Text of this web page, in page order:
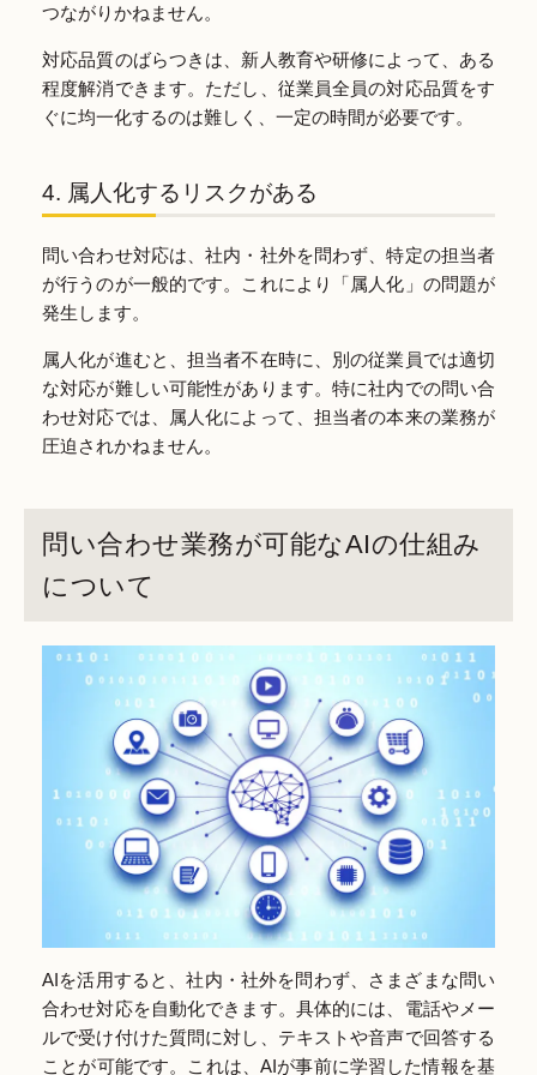
つながりかねません。
対応品質のばらつきは、新人教育や研修によって、ある
程度解消できます。ただし、従業員全員の対応品質をす
ぐに均一化するのは難しく、一定の時間が必要です。
4. 属人化するリスクがある
問い合わせ対応は、社内・社外を問わず、特定の担当者
が行うのが一般的です。これにより「属人化」の問題が
発生します。
属人化が進むと、担当者不在時に、別の従業員では適切
な対応が難しい可能性があります。特に社内での問い合
わせ対応では、属人化によって、担当者の本来の業務が
圧迫されかねません。
問い合わせ業務が可能なAIの仕組み
について
AIを活用すると、社内・社外を問わず、さまざまな問い
合わせ対応を自動化できます。具体的には、電話やメー
ルで受け付けた質問に対し、テキストや音声で回答する
ことが可能です。これは、AIが事前に学習した情報を基